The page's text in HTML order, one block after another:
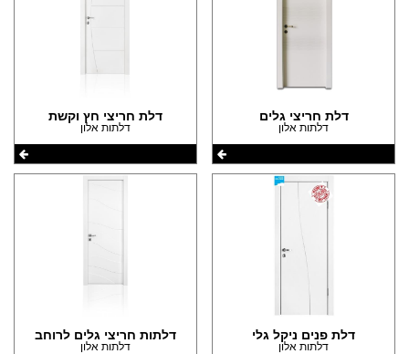
דלת חריצי גלים
דלתות אלון
דלת חריצי חץ וקשת
דלתות אלון
דלת פנים ניקל גלי
דלתות אלון
דלתות חריצי גלים לרוחב
דלתות אלון